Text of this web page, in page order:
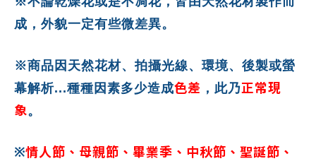
成，外貌一定有些微差異。
※商品因天然花材、拍攝光線、環境、後製或螢
幕解析...種種因素多少造成色差 ，此乃正常現
象。
※情人節、母親節、畢業季、中秋節、聖誕節、